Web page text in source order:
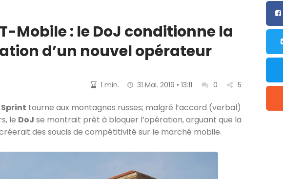
Mobile : le DoJ conditionne la
d’un nouvel opérateur
1 min. 31 Mai. 2019 • 13:11 0 5
Sprint tourne aux montagnes russes; malgré l’accord (verbal)
le DoJ se montrait prêt à bloquer l’opération, arguant que la
des soucis de compétitivité sur le marché mobile.